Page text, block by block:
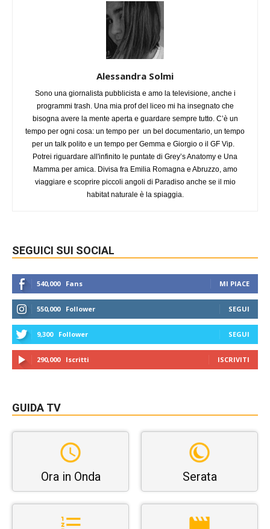
Alessandra Solmi
Sono una giornalista pubblicista e amo la televisione, anche i
programmi trash. Una mia prof del liceo mi ha insegnato che
bisogna avere la mente aperta e guardare sempre tutto. C’è un
tempo per ogni cosa: un tempo per un bel documentario, un tempo
per un talk polito e un tempo per Gemma e Giorgio o il GF Vip.
Potrei riguardare all'infinito le puntate di Grey’s Anatomy e Una
Mamma per amica. Divisa fra Emilia Romagna e Abruzzo, amo
viaggiare e scoprire piccoli angoli di Paradiso anche se il mio
habitat naturale è la spiaggia.
SEGUICI SUI SOCIAL
540,000 Fans MI PIACE
550,000 Follower SEGUI
9,300 Follower SEGUI
290,000 Iscritti ISCRIVITI
GUIDA TV
Ora in Onda Serata